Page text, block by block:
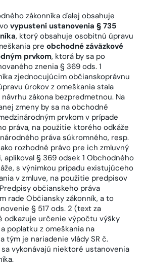
zákonníka ďalej obsahuje
vypustení ustanovenia § 735
, ktorý obsahuje osobitnú úpravu
pre obchodné záväzkové
prvkom, ktorá by sa po
znenia § 369 ods. 1
zjednocujúcim občianskoprávnu
úrokov z omeškania stala
zákona bezpredmetnou. Na
zmeny by sa na obchodné
prvkom v prípade
práva, na použitie ktorého odkáže
práva súkromného, resp.
rozhodné právo pre ich zmluvný
aplikoval § 369 odsek 1 Obchodného
s výnimkou prípadu existujúceho
v zmluve, na použitie predpisov
občianskeho práva
rade Občiansky zákonník, a to
§ 517 ods. 2 (text za
odkazuje určenie výpočtu výšky
poplatku z omeškania na
tým je nariadenie vlády SR č.
sa vykonávajú niektoré ustanovenia